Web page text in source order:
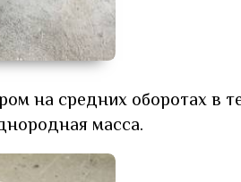
на средних оборотах в
масса.